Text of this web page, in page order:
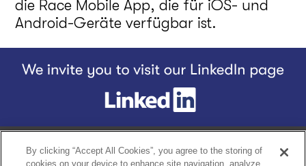
die Race Mobile App, die für iOS- und
Android-Geräte verfügbar ist.
Footer
HomeUnsere StoryUnsere Produkte Der Bq-Unterschied
By clicking “Accept All Cookies”, you agree to the storing of
cookies on your device to enhance site navigation, analyze